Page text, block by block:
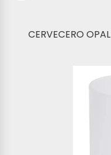
CERVECERO